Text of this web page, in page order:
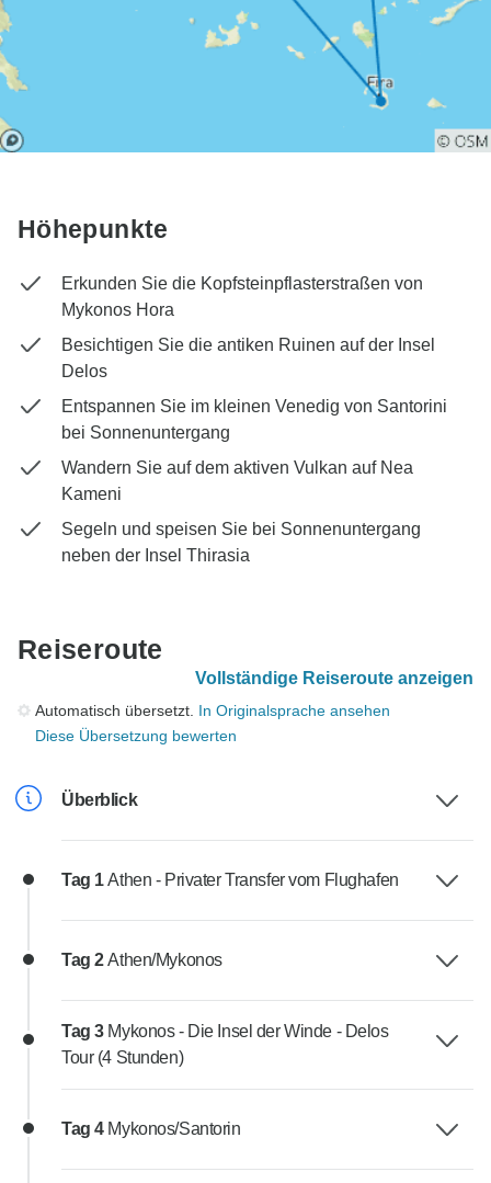
Höhepunkte
Erkunden Sie die Kopfsteinpflasterstraßen von
Mykonos Hora
Besichtigen Sie die antiken Ruinen auf der Insel
Delos
Entspannen Sie im kleinen Venedig von Santorini
bei Sonnenuntergang
Wandern Sie auf dem aktiven Vulkan auf Nea
Kameni
Segeln und speisen Sie bei Sonnenuntergang
neben der Insel Thirasia
Reiseroute
Vollständige Reiseroute anzeigen
Automatisch übersetzt. In Originalsprache ansehen
Diese Übersetzung bewerten
Überblick
Tag 1Athen - Privater Transfer vom Flughafen
Tag 2Athen/Mykonos
Tag 3 Mykonos - Die Insel der Winde - Delos
Tour (4 Stunden)
Tag 4 Mykonos/Santorin